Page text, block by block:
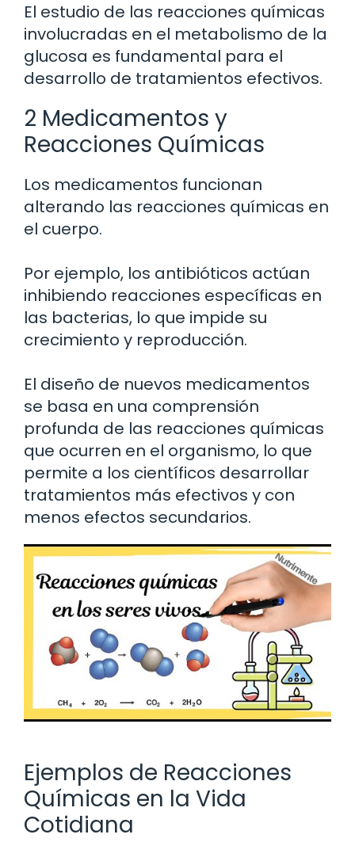
El estudio de las reacciones químicas
involucradas en el metabolismo de la
glucosa es fundamental para el
desarrollo de tratamientos efectivos.
2 Medicamentos y
Reacciones Químicas
Los medicamentos funcionan
alterando las reacciones químicas en
el cuerpo.
Por ejemplo, los antibióticos actúan
inhibiendo reacciones específicas en
las bacterias, lo que impide su
crecimiento y reproducción.
El diseño de nuevos medicamentos
se basa en una comprensión
profunda de las reacciones químicas
que ocurren en el organismo, lo que
permite a los científicos desarrollar
tratamientos más efectivos y con
menos efectos secundarios.
Ejemplos de Reacciones
Químicas en la Vida
Cotidiana